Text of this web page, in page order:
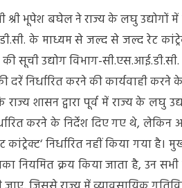
लघु
उद्योगों
उत्पादित
सामग्रियों
के
विपणन
को
करें
प्रोत्साहित:
मुख्यमंत्री
श्री भूपेश बघेल ने राज्य के लघु उद्योगों
के माध्यम से जल्द से जल्द रेट कांट्रेक्ट
की सूची उद्योग विभाग-
निर्धारित करने की कार्यवाही करने के
शासन द्वारा पूर्व में राज्य के लघु
करने के निर्देश दिए गए थे,
कांट्रेक्ट‘ निर्धारित नहीं किया गया
नियमित क्रय किया जाता है, उन